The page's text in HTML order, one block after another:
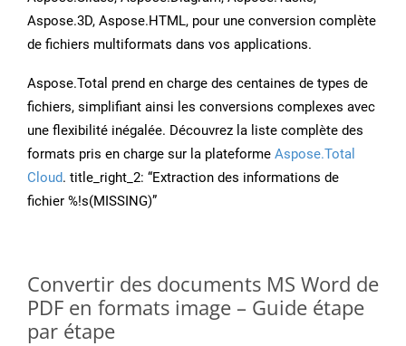
Aspose.3D, Aspose.HTML, pour une conversion complète
de fichiers multiformats dans vos applications.
Aspose.Total prend en charge des centaines de types de
fichiers, simplifiant ainsi les conversions complexes avec
une flexibilité inégalée. Découvrez la liste complète des
formats pris en charge sur la plateforme Aspose.Total
Cloud. title_right_2: “Extraction des informations de
fichier %!s(MISSING)”
Convertir des documents MS Word de
PDF en formats image – Guide étape
par étape